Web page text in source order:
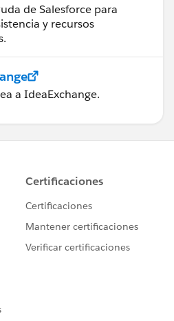
de Salesforce para
y recursos
a IdeaExchange.